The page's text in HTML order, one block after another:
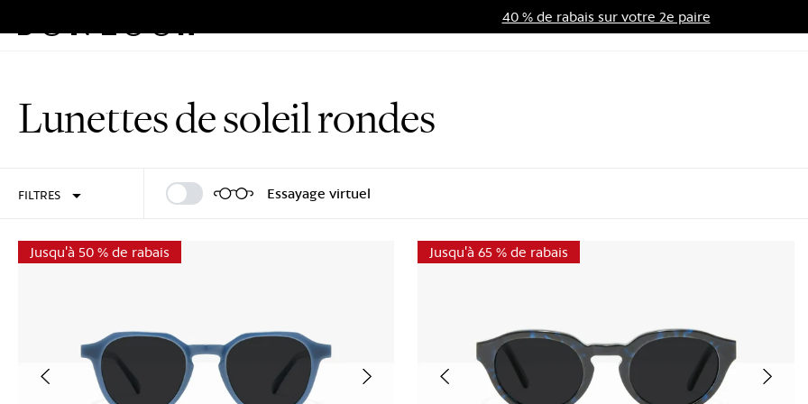
contenu
40 % de rabais sur votre 2e paire
Soldes
Lunettes de soleil rondes
FILTRES Essayage virtuel
Jusqu'à 50 % de rabais Jusqu'à 65 % de rabais
Se connecter S'inscrire